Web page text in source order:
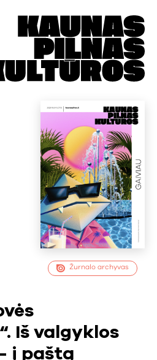
Žurnalo archyvas
Iš valgyklos
į paštą